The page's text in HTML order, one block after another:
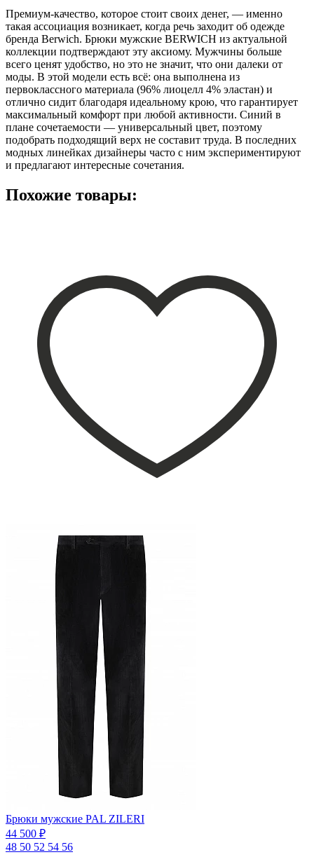
Премиум-качество, которое стоит своих денег, — именно
такая ассоциация возникает, когда речь заходит об одежде
бренда Berwich. Брюки мужские BERWICH из актуальной
коллекции подтверждают эту аксиому. Мужчины больше
всего ценят удобство, но это не значит, что они далеки от
моды. В этой модели есть всё: она выполнена из
первоклассного материала (96% лиоцелл 4% эластан) и
отлично сидит благодаря идеальному крою, что гарантирует
максимальный комфорт при любой активности. Синий в
плане сочетаемости — универсальный цвет, поэтому
подобрать подходящий верх не составит труда. В последних
модных линейках дизайнеры часто с ним экспериментируют
и предлагают интересные сочетания.
Похожие товары:
Брюки мужские PAL ZILERI
44 500 ₽
48 50 52 54 56